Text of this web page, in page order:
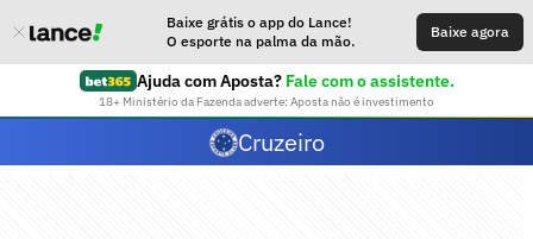
Baixe grátis o app do Lance!
O esporte na palma da mão.
Baixe agora
Ajuda com Aposta? Fale com o assistente.
18+ Ministério da Fazenda adverte: Aposta não é investimento
Cruzeiro